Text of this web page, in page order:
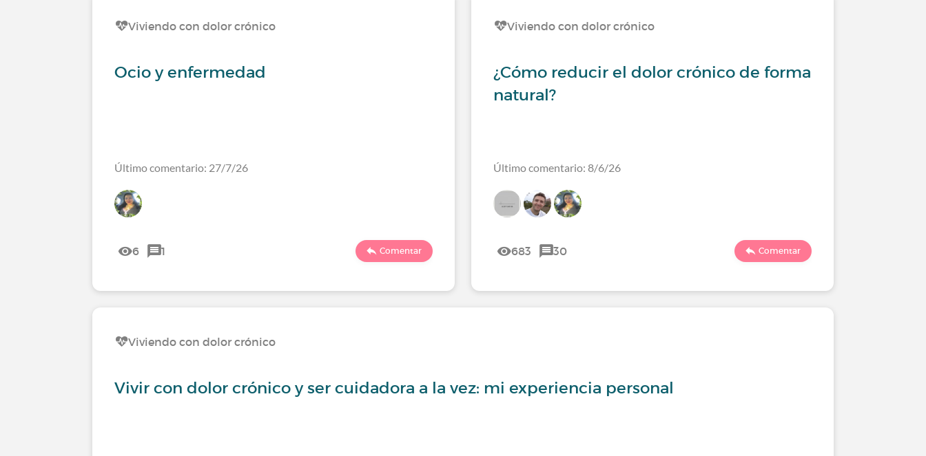
Viviendo con dolor crónico
Ocio y enfermedad
Último comentario: 27/7/26
6 1 Comentar
Viviendo con dolor crónico
¿Cómo reducir el dolor crónico de forma
natural?
Último comentario: 8/6/26
683 30 Comentar
Viviendo con dolor crónico
Vivir con dolor crónico y ser cuidadora a la vez: mi experiencia personal